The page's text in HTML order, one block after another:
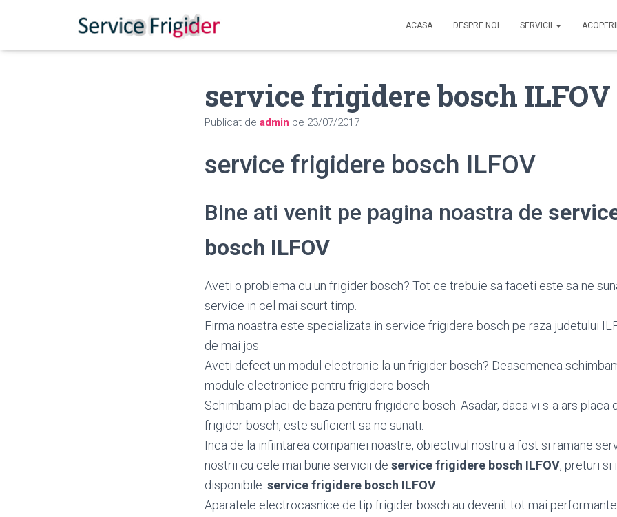
ACASA DESPRE NOI SERVICII
service frigidere bosch ILFOV
Publicat de admin pe 23/07/2017
service frigidere bosch ILFOV
Bine ati venit pe pagina noastra de
bosch ILFOV
Aveti o problema cu un frigider bosch? Tot ce trebuie sa faceti este sa ne
service in cel mai scurt timp.
Firma noastra este specializata in service frigidere bosch pe raza judetului
de mai jos.
Aveti defect un modul electronic la un frigider bosch? Deasemenea
module electronice pentru frigidere bosch
Schimbam placi de baza pentru frigidere bosch. Asadar, daca vi s-a ars placa
frigider bosch, este suficient sa ne sunati.
Inca de la infiintarea companiei noastre, obiectivul nostru a fost si ramane
nostrii cu cele mai bune servicii de service frigidere bosch ILFOV, preturi si
disponibile. service frigidere bosch ILFOV
Aparatele electrocasnice de tip frigider bosch au devenit tot mai